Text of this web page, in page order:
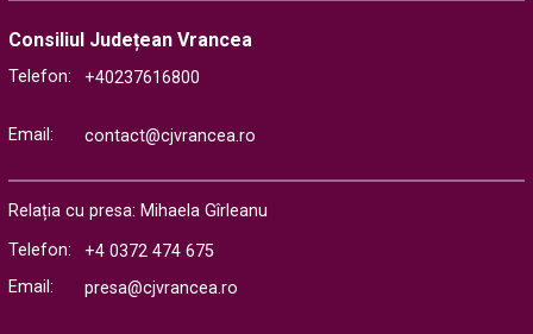
Consiliul Județean Vrancea
Telefon: +40237616800
Email: contact@cjvrancea.ro
Relația cu presa: Mihaela Gîrleanu
Telefon:
+4 0372 474 675
Email:
presa@cjvrancea.ro